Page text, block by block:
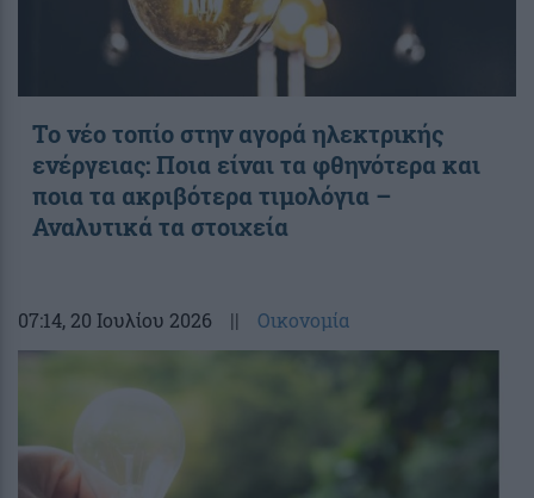
Το νέο τοπίο στην αγορά ηλεκτρικής
ενέργειας: Ποια είναι τα φθηνότερα και
ποια τα ακριβότερα τιμολόγια –
Αναλυτικά τα στοιχεία
07:14, 20 Ιουλίου 2026 || Οικονομία